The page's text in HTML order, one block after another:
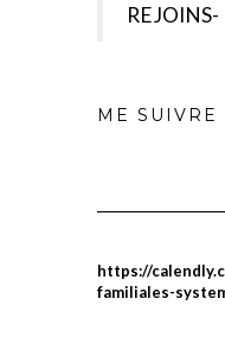
ME SUIVRE
https://
familiales-